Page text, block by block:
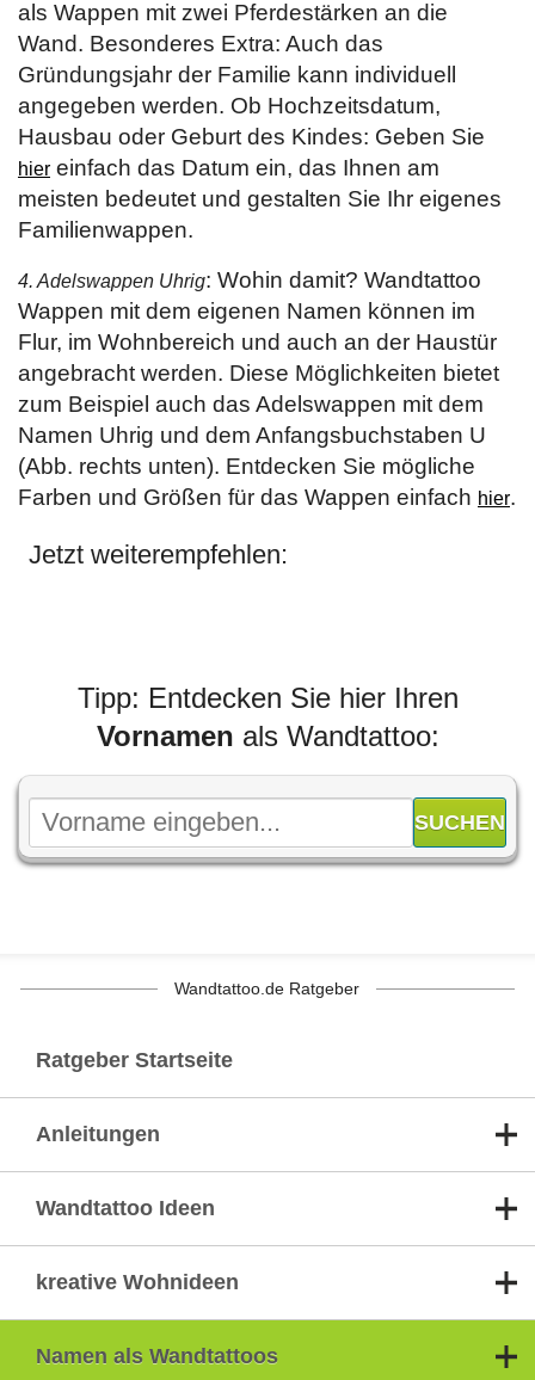
als Wappen mit zwei Pferdestärken an die
Wand. Besonderes Extra: Auch das
Gründungsjahr der Familie kann individuell
angegeben werden. Ob Hochzeitsdatum,
Hausbau oder Geburt des Kindes: Geben Sie
hier einfach das Datum ein, das Ihnen am
meisten bedeutet und gestalten Sie Ihr eigenes
Familienwappen.
4. Adelswappen Uhrig: Wohin damit? Wandtattoo
Wappen mit dem eigenen Namen können im
Flur, im Wohnbereich und auch an der Haustür
angebracht werden. Diese Möglichkeiten bietet
zum Beispiel auch das Adelswappen mit dem
Namen Uhrig und dem Anfangsbuchstaben U
(Abb. rechts unten). Entdecken Sie mögliche
Farben und Größen für das Wappen einfach hier.
Jetzt weiterempfehlen:
Tipp: Entdecken Sie hier Ihren
Vornamen als Wandtattoo:
Wandtattoo.de Ratgeber
Ratgeber Startseite
Anleitungen
Wandtattoo Ideen
kreative Wohnideen
Namen als Wandtattoos